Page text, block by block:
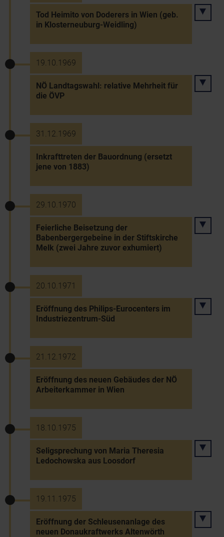
Tod Heimito von Doderers in Wien (geb.
in Klosterneuburg-Weidling)
19.10.1969
NÖ Landtagswahl: relative Mehrheit für
die ÖVP
31.12.1969
Inkrafttreten der Bauordnung (ersetzt
jene von 1883)
29.10.1970
Feierliche Beisetzung der
Babenbergergebeine in der Stiftskirche
Melk (zwei Jahre zuvor exhumiert)
20.10.1971
Eröffnung des Philips-Eurocenters im
Industriezentrum-Süd
21.12.1972
Eröffnung des neuen Gebäudes der NÖ
Arbeiterkammer in Wien
18.10.1975
Seligsprechung von Maria Theresia
Ledochowska aus Loosdorf
19.11.1975
Eröffnung der Schleusenanlage des
neuen Donaukraftwerks Altenwörth